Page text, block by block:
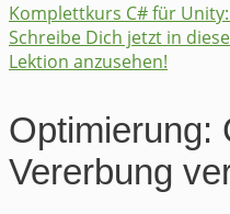
Komplettkurs ​C# für
Schreibe Dich jetzt in
Lektion anzusehen!
Optimierung:
Vererbung